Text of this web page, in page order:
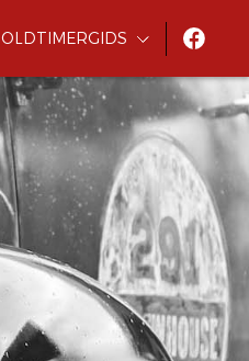
OLDTIMERGIDS